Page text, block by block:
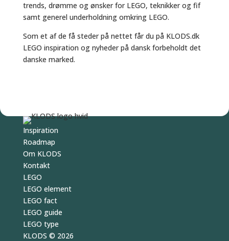
trends, drømme og ønsker for LEGO, teknikker og fif
samt generel underholdning omkring LEGO.
Som et af de få steder på nettet får du på KLODS.dk
LEGO inspiration og nyheder på dansk forbeholdt det
danske marked.
Inspiration
Roadmap
Om KLODS
Kontakt
LEGO
LEGO element
LEGO fact
LEGO guide
LEGO type
KLODS © 2026